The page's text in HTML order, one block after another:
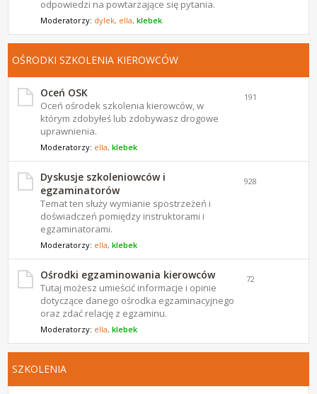
odpowiedzi na powtarzające się pytania.
Moderatorzy: dylek, ella,klebek
OŚRODKI SZKOLENIA KIEROWCÓW
Oceń OSK
Oceń ośrodek szkolenia kierowców, w
którym zdobyłeś lub zdobywasz drogowe
uprawnienia.
Moderatorzy: ella,klebek
191
Dyskusje szkoleniowców i
egzaminatorów
Temat ten służy wymianie spostrzeżeń i
doświadczeń pomiędzy instruktorami i
egzaminatorami.
Moderatorzy: ella,klebek
928
Ośrodki egzaminowania kierowców
Tutaj możesz umieścić informacje i opinie
dotyczące danego ośrodka egzaminacyjnego
oraz zdać relację z egzaminu.
Moderatorzy: ella,klebek
72
SZKOLENIA